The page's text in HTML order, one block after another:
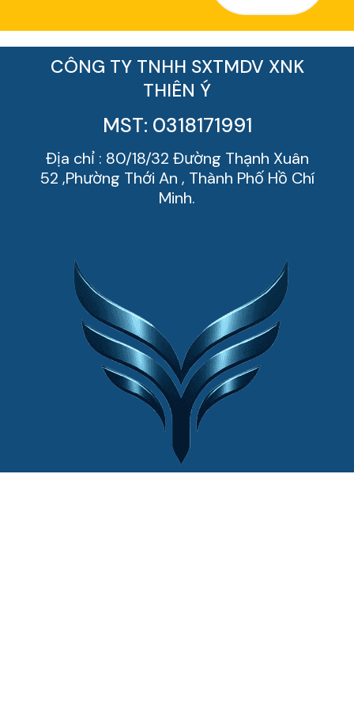
CÔNG TY TNHH SXTMDV XNK
THIÊN Ý
MST: 0318171991
Địa chỉ : 80/18/32 Đường Thạnh Xuân
52 ,Phường Thới An , Thành Phố Hồ Chí
Minh.